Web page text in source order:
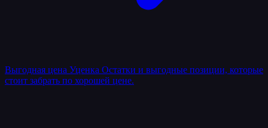
Выгодная цена Уценка Остатки и выгодные позиции, которые
стоит забрать по хорошей цене.